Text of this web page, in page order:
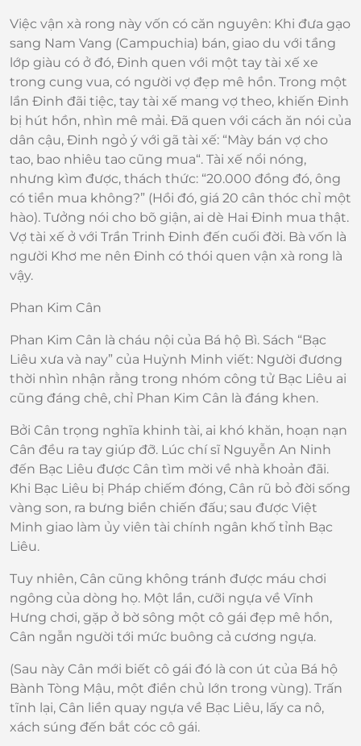
Việc vận xà rong này vốn có căn nguyên: Khi đưa gạo
sang Nam Vang (Campuchia) bán, giao du với tầng
lớp giàu có ở đó, Đinh quen với một tay tài xế xe
trong cung vua, có người vợ đẹp mê hồn. Trong một
lần Đinh đãi tiệc, tay tài xế mang vợ theo, khiến Đinh
bị hút hồn, nhìn mê mải. Đã quen với cách ăn nói của
dân cậu, Đinh ngỏ ý với gã tài xế: “Mày bán vợ cho
tao, bao nhiêu tao cũng mua“. Tài xế nổi nóng,
nhưng kìm được, thách thức: “20.000 đồng đó, ông
có tiền mua không?” (Hồi đó, giá 20 cân thóc chỉ một
hào). Tưởng nói cho bõ giận, ai dè Hai Đinh mua thật.
Vợ tài xế ở với Trần Trinh Đinh đến cuối đời. Bà vốn là
người Khơ me nên Đinh có thói quen vận xà rong là
vậy.
Phan Kim Cân
Phan Kim Cân là cháu nội của Bá hộ Bì. Sách “Bạc
Liêu xưa và nay” của Huỳnh Minh viết: Người đương
thời nhìn nhận rằng trong nhóm công tử Bạc Liêu ai
cũng đáng chê, chỉ Phan Kim Cân là đáng khen.
Bởi Cân trọng nghĩa khinh tài, ai khó khăn, hoạn nạn
Cân đều ra tay giúp đỡ. Lúc chí sĩ Nguyễn An Ninh
đến Bạc Liêu được Cân tìm mời về nhà khoản đãi.
Khi Bạc Liêu bị Pháp chiếm đóng, Cân rũ bỏ đời sống
vàng son, ra bưng biền chiến đấu; sau được Việt
Minh giao làm ủy viên tài chính ngân khố tỉnh Bạc
Liêu.
Tuy nhiên, Cân cũng không tránh được máu chơi
ngông của dòng họ. Một lần, cưỡi ngựa về Vĩnh
Hưng chơi, gặp ở bờ sông một cô gái đẹp mê hồn,
Cân ngẫn người tới mức buông cả cương ngựa.
(Sau này Cân mới biết cô gái đó là con út của Bá hộ
Bành Tòng Mậu, một điền chủ lớn trong vùng). Trấn
tĩnh lại, Cân liền quay ngựa về Bạc Liêu, lấy ca nô,
xách súng đến bắt cóc cô gái.